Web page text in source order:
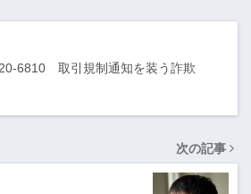
6810 取引規制通知を装う詐欺
次の記事